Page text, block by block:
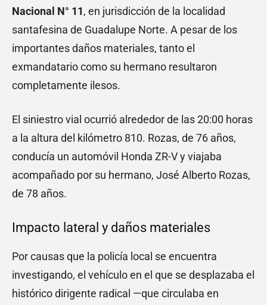
Nacional N° 11, en jurisdicción de la localidad
santafesina de Guadalupe Norte. A pesar de los
importantes daños materiales, tanto el
exmandatario como su hermano resultaron
completamente ilesos.
El siniestro vial ocurrió alrededor de las 20:00 horas
a la altura del kilómetro 810. Rozas, de 76 años,
conducía un automóvil Honda ZR-V y viajaba
acompañado por su hermano, José Alberto Rozas,
de 78 años.
Impacto lateral y daños materiales
Por causas que la policía local se encuentra
investigando, el vehículo en el que se desplazaba el
histórico dirigente radical —que circulaba en